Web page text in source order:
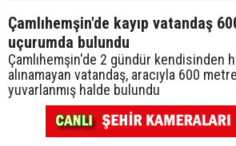
Çamlıhemşin'de kayıp vatandaş
uçurumda bulundu
Çamlıhemşin'de 2 gündür kendisinden
alınamayan vatandaş, aracıyla 600
yuvarlanmış halde bulundu